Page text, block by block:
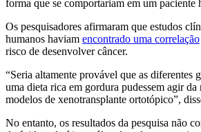
forma que se comportariam em um paciente
Os pesquisadores afirmaram que estudos
humanos haviam encontrado uma correlação
risco de desenvolver câncer.
“Seria altamente provável que as diferentes
uma dieta rica em gordura pudessem agir da
modelos de xenotransplante ortotópico”,
No entanto, os resultados da pesquisa não